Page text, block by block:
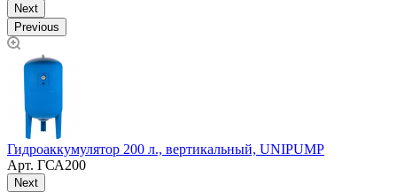
Next
Previous
Гидроаккумулятор 200 л., вертикальный, UNIPUMP
Арт. ГСА200
Next